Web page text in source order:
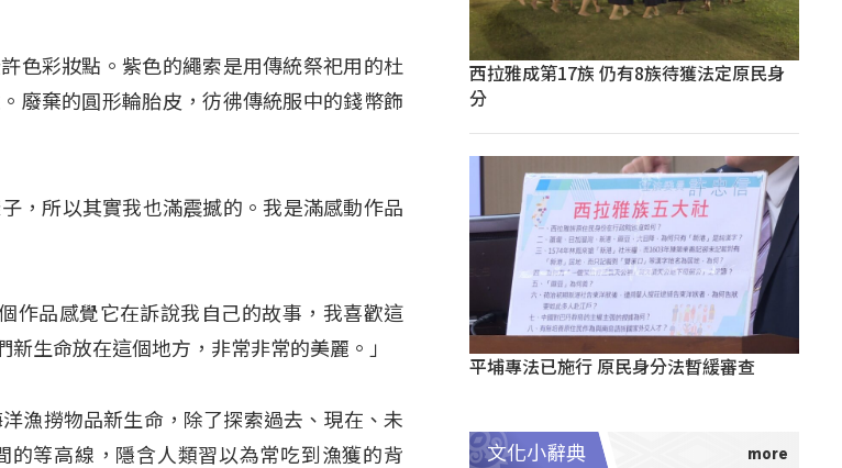
色彩妝點。紫色的繩索是用傳統祭祀用的杜
廢棄的圓形輪胎皮，彷彿傳統服中的錢幣飾
，所以其實我也滿震撼的。我是滿感動作品
作品感覺它在訴說我自己的故事，我喜歡這
生命放在這個地方，非常非常的美麗。」
漁撈物品新生命，除了探索過去、現在、未
等高線，隱含人類習以為常吃到漁獲的背
西拉雅成第17族 仍有8族待獲法定原民身
分
平埔專法已施行 原民身分法暫緩審查
文化小辭典